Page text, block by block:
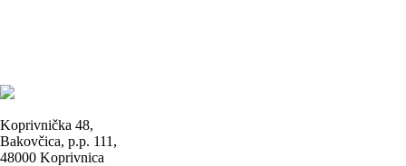
Koprivnička 48,
Bakovčica, p.p. 111,
48000 Koprivnica